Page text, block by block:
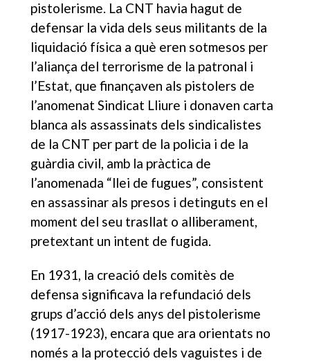
pistolerisme. La CNT havia hagut de
defensar la vida dels seus militants de la
liquidació física a què eren sotmesos per
l’aliança del terrorisme de la patronal i
l’Estat, que finançaven als pistolers de
l’anomenat Sindicat Lliure i donaven carta
blanca als assassinats dels sindicalistes
de la CNT per part de la policia i de la
guàrdia civil, amb la pràctica de
l’anomenada “llei de fugues”, consistent
en assassinar als presos i detinguts en el
moment del seu trasllat o alliberament,
pretextant un intent de fugida.
En 1931, la creació dels comitès de
defensa significava la refundació dels
grups d’acció dels anys del pistolerisme
(1917-1923), encara que ara orientats no
només a la protecció dels vaguistes i de